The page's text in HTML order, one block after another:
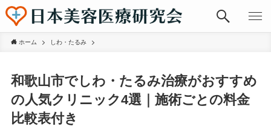
ホーム しわ・たるみ
和歌山市でしわ・たるみ治療がおすすめ
の人気クリニック4選｜施術ごとの料金
比較表付き